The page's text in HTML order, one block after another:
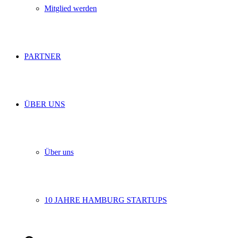
Mitglied werden
PARTNER
ÜBER UNS
Über uns
10 JAHRE HAMBURG STARTUPS